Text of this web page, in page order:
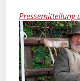
Pressemitteilung